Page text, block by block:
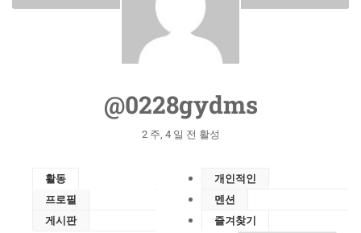
@0228gydms
2 주, 4 일 전 활성
활동
프로필
게시판
개인적인
멘션
즐겨찾기